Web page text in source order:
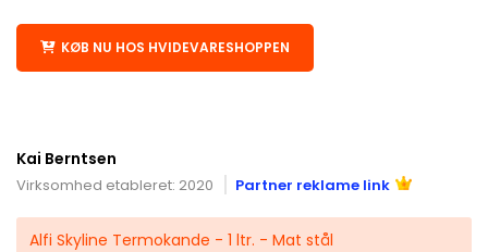
KØB NU HOS HVIDEVARESHOPPEN
Kai Berntsen
Virksomhed etableret: 2020 Partner reklame link
Alfi Skyline Termokande - 1 ltr. - Mat stål